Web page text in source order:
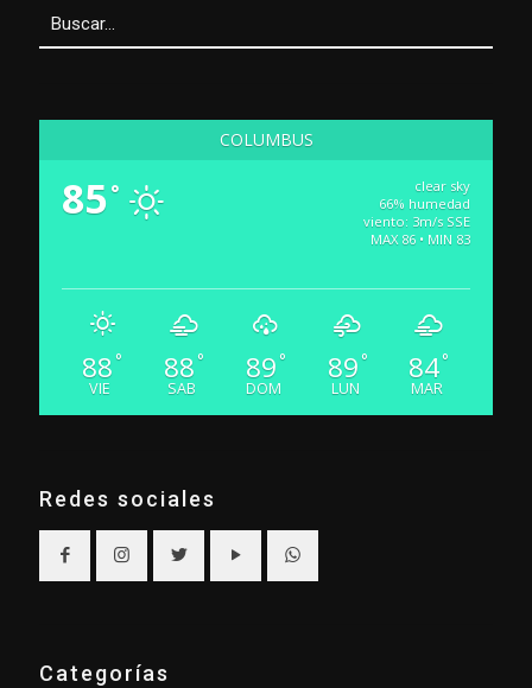
COLUMBUS
85°
clear sky
66% humedad
viento: 3m/s SSE
MAX 86 • MIN 83
88 °
VIE
88 °
SAB
89 °
DOM
89 °
LUN
84°
MAR
Redes sociales
Categorías